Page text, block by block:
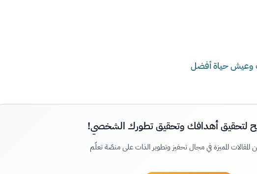
وعيش حياة أفضل
لتحقيق أهدافك وتحقيق تطورك الشخصي!
المقالات المميزة في مجال تحفيز وتطوير الذات على منصّة تعلّم